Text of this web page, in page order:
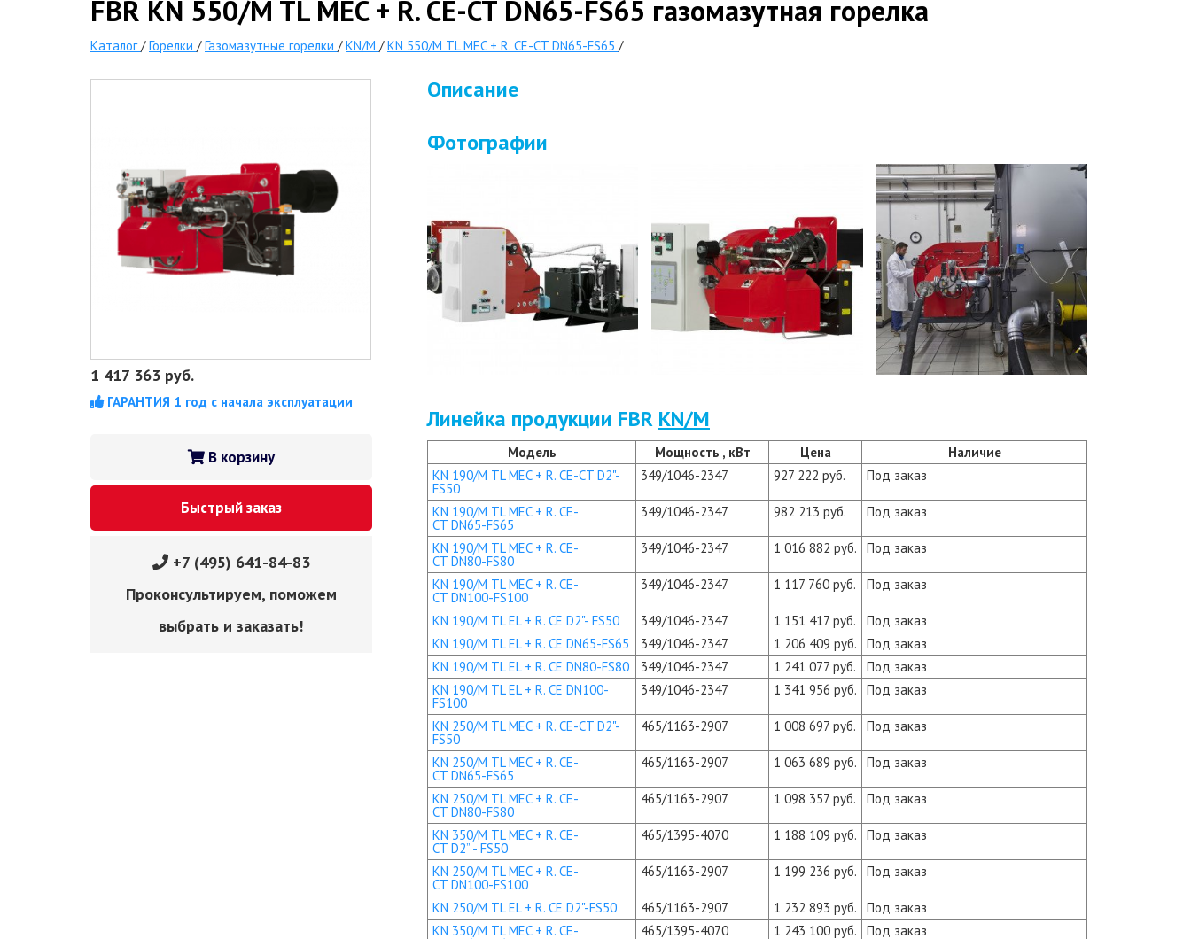
FBR KN 550/M TL MEC + R. CE-CT DN65-FS65 газомазутная горелка
Каталог /Горелки /Газомазутные горелки /KN/M /KN 550/M TL MEC + R. CE-CT DN65-FS65 /
1 417 363 руб.
ГАРАНТИЯ 1 год с начала эксплуатации
В корзину
Быстрый заказ
+7 (495) 641-84-83
Проконсультируем, поможем
выбрать и заказать!
Описание
Фотографии
Линейка продукции FBR KN/M
Модель Мощность , кВт Цена
Наличие
KN 190/M TL MEC + R. CE-CT D2"-
FS50
349/1046-2347 927 222 руб. Под заказ
KN 190/M TL MEC + R. CE-
CT DN65-FS65
349/1046-2347 982 213 руб. Под заказ
KN 190/M TL MEC + R. CE-
CT DN80-FS80
349/1046-2347 1 016 882 руб. Под заказ
KN 190/M TL MEC + R. CE-
CT DN100-FS100
349/1046-2347 1 117 760 руб. Под заказ
KN 190/M TL EL + R. CE D2"- FS50 349/1046-2347 1 151 417 руб.
Под заказ
KN 190/M TL EL + R. CE DN65-FS65
349/1046-2347 1 206 409 руб.
Под заказ
KN 190/M TL EL + R. CE DN80-FS80
349/1046-2347 1 241 077 руб.
Под заказ
KN 190/M TL EL + R. CE DN100-
FS100
349/1046-2347 1 341 956 руб. Под заказ
KN 250/M TL MEC + R. CE-CT D2"-
FS50
465/1163-2907 1 008 697 руб. Под заказ
KN 250/M TL MEC + R. CE-
CT DN65-FS65
465/1163-2907 1 063 689 руб. Под заказ
KN 250/M TL MEC + R. CE-
CT DN80-FS80
465/1163-2907 1 098 357 руб. Под заказ
KN 350/M TL MEC + R. CE-
CT D2” - FS50
465/1395-4070 1 188 109 руб. Под заказ
KN 250/M TL MEC + R. CE-
CT DN100-FS100
465/1163-2907 1 199 236 руб. Под заказ
KN 250/M TL EL + R. CE D2"-FS50 465/1163-2907 1 232 893 руб.
Под заказ
KN 350/M TL MEC + R. CE-
465/1395-4070 1 243 100 руб. Под заказ